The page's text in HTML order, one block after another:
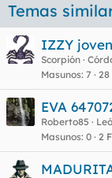
Temas
IZZY
Scorpión
Masunos 7 28
EVA
Roberto85
Masunos 0 2